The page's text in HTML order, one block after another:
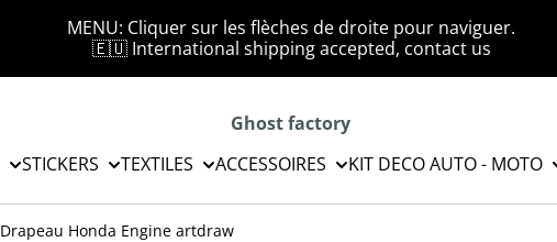
MENU: Cliquer sur les flèches de droite pour naviguer.
🇪🇺 International shipping accepted, contact us
Ghost factory
STICKERS TEXTILES ACCESSOIRES KIT DECO AUTO - MOTO
Drapeau Honda Engine artdraw